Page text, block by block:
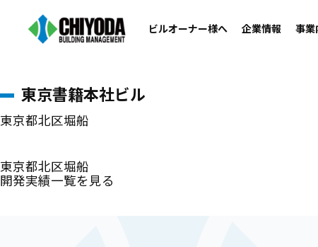
ビルオーナー様へ 企業情報 事業
ホーム >開発実績>東京書籍本社ビル
東京書籍本社ビル
東京都北区堀船
東京都北区堀船
開発実績一覧を見る